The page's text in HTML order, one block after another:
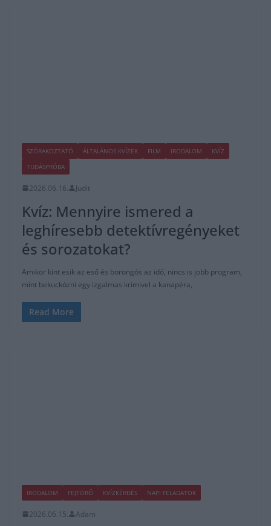
SZÓRAKOZTATÓ ÁLTALÁNOS KVÍZEK FILM IRODALOM
KVÍZ
TUDÁSPRÓBA
2026.06.16. Judit
Kvíz: Mennyire ismered a
leghíresebb detektívregényeket
és sorozatokat?
Amikor kint esik az eső és borongós az idő, nincs is jobb program,
mint bekuckózni egy izgalmas krimivel a kanapéra,
Read More
IRODALOM FEJTÖRŐ KVÍZKÉRDÉS NAPI FELADATOK
2026.06.15. Adam